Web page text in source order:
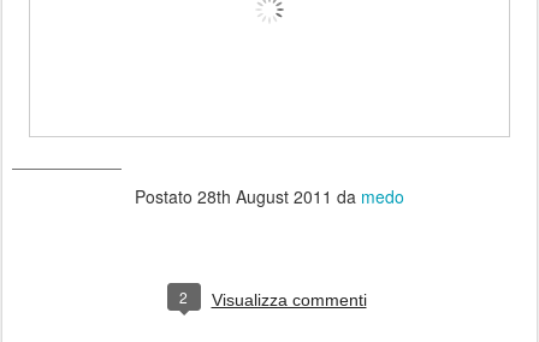
Postato 28th August 2011 da medo
2 Visualizza commenti